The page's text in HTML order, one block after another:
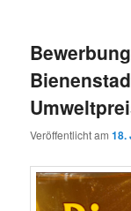
Veröffentlicht am18.